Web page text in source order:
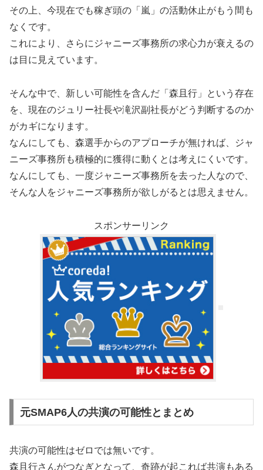
その上、今現在でも稼ぎ頭の「嵐」の活動休止がもう間も
なくです。
これにより、さらにジャニーズ事務所の求心力が衰えるの
は目に見えています。
そんな中で、新しい可能性を含んだ「森且行」という存在
を、現在のジュリー社長や滝沢副社長がどう判断するのか
がカギになります。
なんにしても、森選手からのアプローチが無ければ、ジャ
ニーズ事務所も積極的に獲得に動くとは考えにくいです。
なんにしても、一度ジャニーズ事務所を去った人なので、
そんな人をジャニーズ事務所が欲しがるとは思えません。
スポンサーリンク
元SMAP6人の共演の可能性とまとめ
共演の可能性はゼロでは無いです。
森且行さんがつなぎとなって、奇跡が起これば共演もある